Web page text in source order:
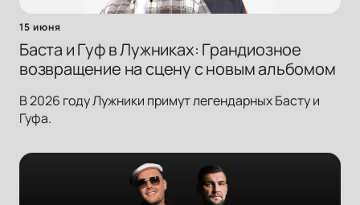
15 июня
Баста и Гуф в Лужниках: Грандиозное
возвращение на сцену с новым альбомом
В 2026 году Лужники примут легендарных Басту и
Гуфа.